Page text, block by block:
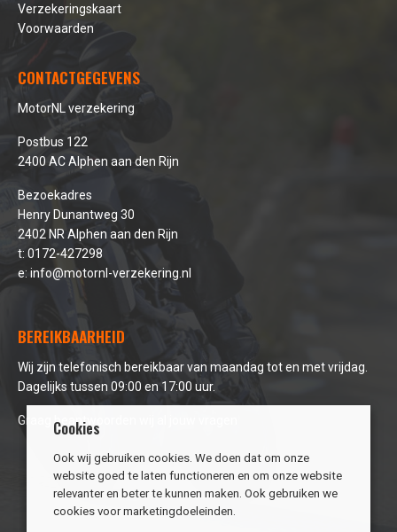
Verzekeringskaart
Voorwaarden
CONTACTGEGEVENS
MotorNL verzekering
Postbus 122
2400 AC Alphen aan den Rijn
Bezoekadres
Henry Dunantweg 30
2402 NR Alphen aan den Rijn
t: 0172-427298
e: info@motornl-verzekering.nl
BEREIKBAARHEID
Wij zijn telefonisch bereikbaar van maandag tot en met vrijdag.
Dagelijks tussen 09:00 en 17:00 uur.
Graag beantwoorden wij al jouw vragen
Cookies
Ook wij gebruiken cookies. We doen dat om onze
website goed te laten functioneren en om onze website
relevanter en beter te kunnen maken. Ook gebruiken we
cookies voor marketingdoeleinden.